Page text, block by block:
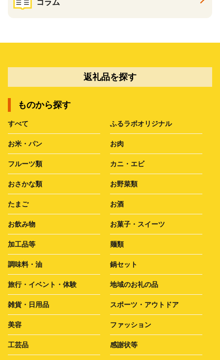
コラム
返礼品を探す
ものから探す
すべて ふるラボオリジナル
お米・パン お肉
フルーツ類 カニ・エビ
おさかな類 お野菜類
たまご お酒
お飲み物 お菓子・スイーツ
加工品等 麺類
調味料・油 鍋セット
旅行・イベント・体験 地域のお礼の品
雑貨・日用品 スポーツ・アウトドア
美容 ファッション
工芸品 感謝状等